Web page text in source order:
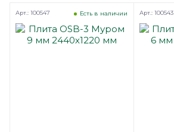
Есть в наличии
Арт.: 100547 Арт.: 100543